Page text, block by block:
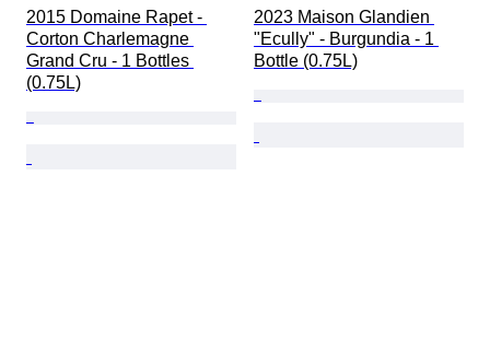
2015 Domaine Rapet -
Corton Charlemagne
Grand Cru - 1 Bottles
(0.75L)
2023 Maison Glandien
"Ecully" - Burgundia - 1
Bottle (0.75L)